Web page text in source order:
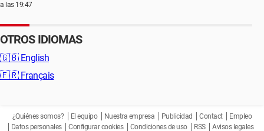
a las 19:47
OTROS IDIOMAS
🇬🇧 English
🇫🇷 Français
¿Quiénes somos? El equipo Nuestra empresa Publicidad Contact
Empleo
Datos personales
Configurar cookies Condiciones de uso RSS Avisos legales